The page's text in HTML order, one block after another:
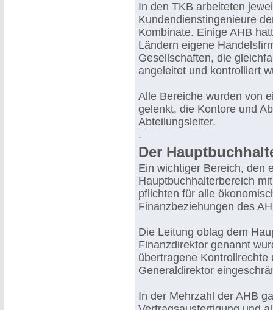
In den TKB arbeiteten
Kundendienstingenieure
Kombinate. Einige AHB
Ländern eigene
Gesellschaften, die
angeleitet und kontrolliert
Alle Bereiche wurden von
gelenkt, die Kontore und
Abteilungsleiter.
.
Der
Ein wichtiger Bereich, den
Hauptbuchhalterbereich
pflichten für alle
Finanzbeziehungen des
Die Leitung oblag dem
Finanzdirektor genannt
übertragene
Generaldirektor
In der Mehrzahl der AHB